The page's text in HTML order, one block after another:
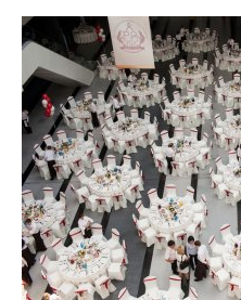
2014
Januar
Februar
März
April
Mai
Juni